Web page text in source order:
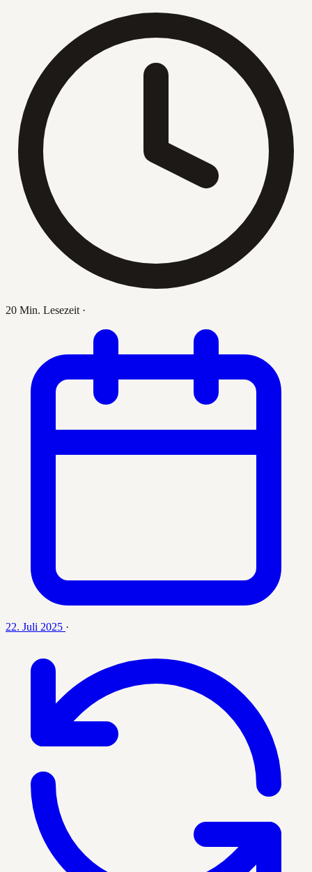
20 Min. Lesezeit ·
22. Juli 2025 ·